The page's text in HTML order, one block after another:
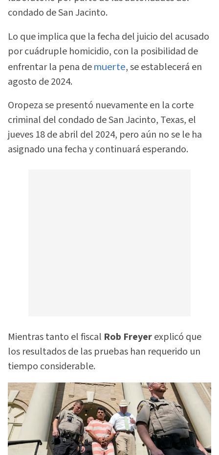
condado de San Jacinto.
Lo que implica que la fecha del juicio del acusado
por cuádruple homicidio, con la posibilidad de
enfrentar la pena de muerte, se establecerá en
agosto de 2024.
Oropeza se presentó nuevamente en la corte
criminal del condado de San Jacinto, Texas, el
jueves 18 de abril del 2024, pero aún no se le ha
asignado una fecha y continuará esperando.
Mientras tanto el fiscal Rob Freyerexplicó que
los resultados de las pruebas han requerido un
tiempo considerable.